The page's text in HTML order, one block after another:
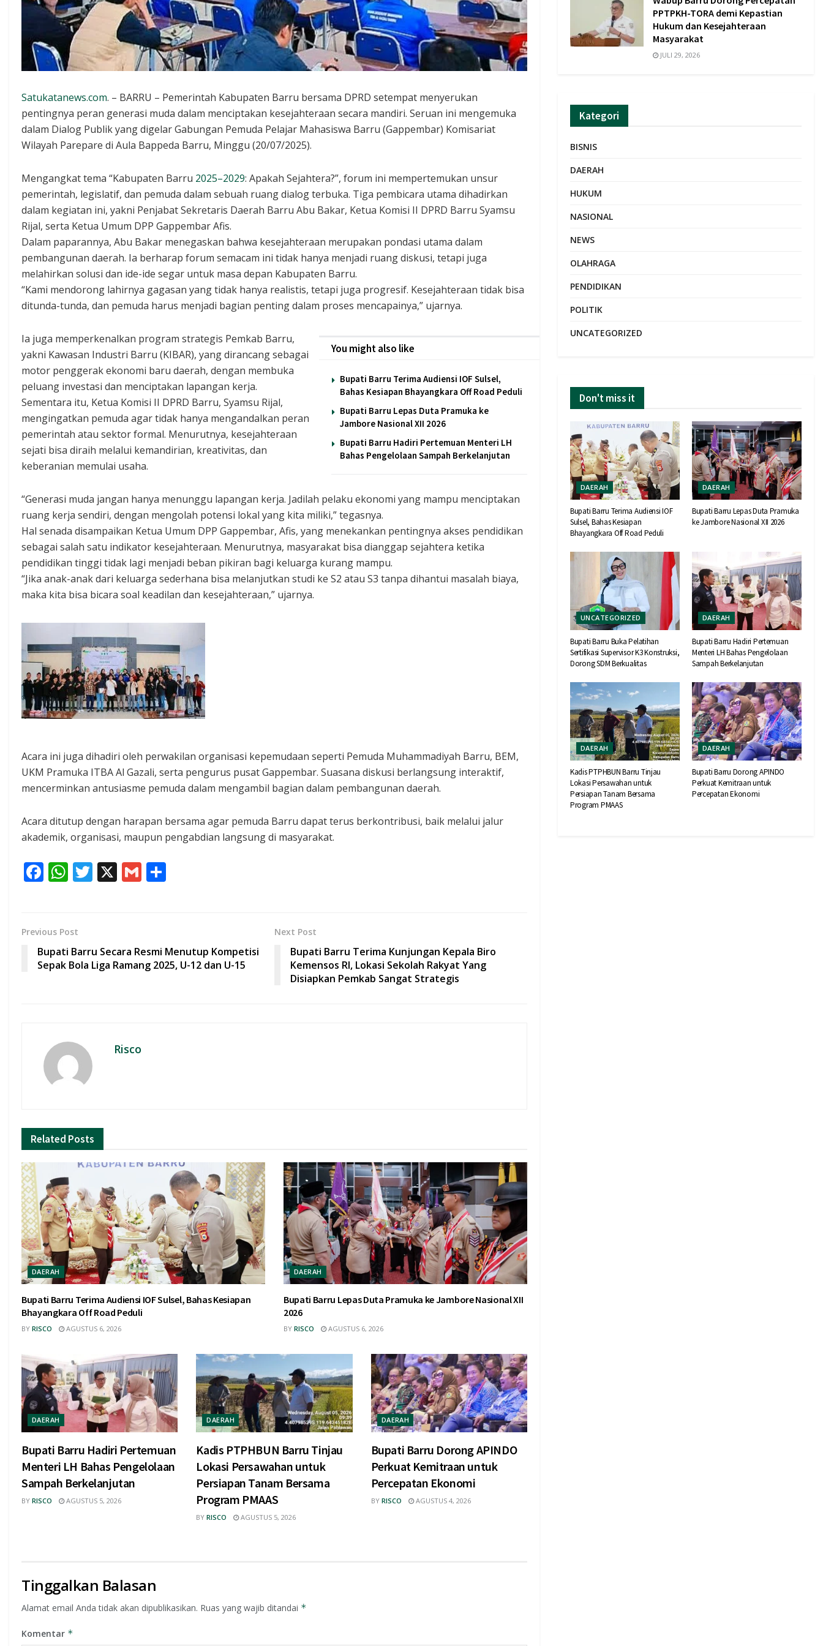
Satukatanews.com. – BARRU – Pemerintah Kabupaten Barru bersama DPRD setempat menyerukan
pentingnya peran generasi muda dalam menciptakan kesejahteraan secara mandiri. Seruan ini mengemuka
dalam Dialog Publik yang digelar Gabungan Pemuda Pelajar Mahasiswa Barru (Gappembar) Komisariat
Wilayah Parepare di Aula Bappeda Barru, Minggu (20/07/2025).
Mengangkat tema “Kabupaten Barru 2025–2029: Apakah Sejahtera?”, forum ini mempertemukan unsur
pemerintah, legislatif, dan pemuda dalam sebuah ruang dialog terbuka. Tiga pembicara utama dihadirkan
dalam kegiatan ini, yakni Penjabat Sekretaris Daerah Barru Abu Bakar, Ketua Komisi II DPRD Barru Syamsu
Rijal, serta Ketua Umum DPP Gappembar Afis.
Dalam paparannya, Abu Bakar menegaskan bahwa kesejahteraan merupakan pondasi utama dalam
pembangunan daerah. Ia berharap forum semacam ini tidak hanya menjadi ruang diskusi, tetapi juga
melahirkan solusi dan ide-ide segar untuk masa depan Kabupaten Barru.
“Kami mendorong lahirnya gagasan yang tidak hanya realistis, tetapi juga progresif. Kesejahteraan tidak bisa
ditunda-tunda, dan pemuda harus menjadi bagian penting dalam proses mencapainya,” ujarnya.
You might also like
Bupati Barru Terima Audiensi IOF Sulsel,
Bahas Kesiapan Bhayangkara Off Road Peduli
Bupati Barru Lepas Duta Pramuka ke
Jambore Nasional XII 2026
Bupati Barru Hadiri Pertemuan Menteri LH
Bahas Pengelolaan Sampah Berkelanjutan
Ia juga memperkenalkan program strategis Pemkab Barru,
yakni Kawasan Industri Barru (KIBAR), yang dirancang sebagai
motor penggerak ekonomi baru daerah, dengan membuka
peluang investasi dan menciptakan lapangan kerja.
Sementara itu, Ketua Komisi II DPRD Barru, Syamsu Rijal,
mengingatkan pemuda agar tidak hanya mengandalkan peran
pemerintah atau sektor formal. Menurutnya, kesejahteraan
sejati bisa diraih melalui kemandirian, kreativitas, dan
keberanian memulai usaha.
“Generasi muda jangan hanya menunggu lapangan kerja. Jadilah pelaku ekonomi yang mampu menciptakan
ruang kerja sendiri, dengan mengolah potensi lokal yang kita miliki,” tegasnya.
Hal senada disampaikan Ketua Umum DPP Gappembar, Afis, yang menekankan pentingnya akses pendidikan
sebagai salah satu indikator kesejahteraan. Menurutnya, masyarakat bisa dianggap sejahtera ketika
pendidikan tinggi tidak lagi menjadi beban pikiran bagi keluarga kurang mampu.
“Jika anak-anak dari keluarga sederhana bisa melanjutkan studi ke S2 atau S3 tanpa dihantui masalah biaya,
maka kita bisa bicara soal keadilan dan kesejahteraan,” ujarnya.
Acara ini juga dihadiri oleh perwakilan organisasi kepemudaan seperti Pemuda Muhammadiyah Barru, BEM,
UKM Pramuka ITBA Al Gazali, serta pengurus pusat Gappembar. Suasana diskusi berlangsung interaktif,
mencerminkan antusiasme pemuda dalam mengambil bagian dalam pembangunan daerah.
Acara ditutup dengan harapan bersama agar pemuda Barru dapat terus berkontribusi, baik melalui jalur
akademik, organisasi, maupun pengabdian langsung di masyarakat.
F
b
o
o
W
s
A
p
T X G
Previous Post
Bupati Barru Secara Resmi Menutup Kompetisi
Sepak Bola Liga Ramang 2025, U-12 dan U-15
Next Post
Bupati Barru Terima Kunjungan Kepala Biro
Kemensos RI, Lokasi Sekolah Rakyat Yang
Disiapkan Pemkab Sangat Strategis
Risco
Related Posts
DAERAH
Bupati Barru Terima Audiensi IOF Sulsel, Bahas Kesiapan
Bhayangkara Off Road Peduli
BY RISCO AGUSTUS 6, 2026
DAERAH
Bupati Barru Lepas Duta Pramuka ke Jambore Nasional XII
2026
BY RISCO AGUSTUS 6, 2026
DAERAH
Bupati Barru Hadiri Pertemuan
Menteri LH Bahas Pengelolaan
Sampah Berkelanjutan
BY RISCO AGUSTUS 5, 2026
DAERAH
Kadis PTPHBUN Barru Tinjau
Lokasi Persawahan untuk
Persiapan Tanam Bersama
Program PMAAS
BY RISCO AGUSTUS 5, 2026
DAERAH
Bupati Barru Dorong APINDO
Perkuat Kemitraan untuk
Percepatan Ekonomi
BY RISCO AGUSTUS 4, 2026
Tinggalkan Balasan
Alamat email Anda tidak akan dipublikasikan. Ruas yang wajib ditandai *
Komentar *
PPTPKH-TORA demi Kepastian
Hukum dan Kesejahteraan
Masyarakat
JULI 29, 2026
Kategori
BISNIS
DAERAH
HUKUM
NASIONAL
NEWS
OLAHRAGA
PENDIDIKAN
POLITIK
UNCATEGORIZED
Don't miss it
DAERAH
Bupati Barru Terima Audiensi IOF
Sulsel, Bahas Kesiapan
Bhayangkara Off Road Peduli
DAERAH
Bupati Barru Lepas Duta Pramuka
ke Jambore Nasional XII 2026
UNCATEGORIZED
Bupati Barru Buka Pelatihan
Sertifikasi Supervisor K3 Konstruksi,
Dorong SDM Berkualitas
DAERAH
Bupati Barru Hadiri Pertemuan
Menteri LH Bahas Pengelolaan
Sampah Berkelanjutan
DAERAH
Kadis PTPHBUN Barru Tinjau
Lokasi Persawahan untuk
Persiapan Tanam Bersama
Program PMAAS
DAERAH
Bupati Barru Dorong APINDO
Perkuat Kemitraan untuk
Percepatan Ekonomi